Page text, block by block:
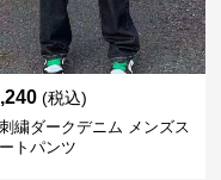
(税込)
繍ダークデニム メンズス
トパンツ